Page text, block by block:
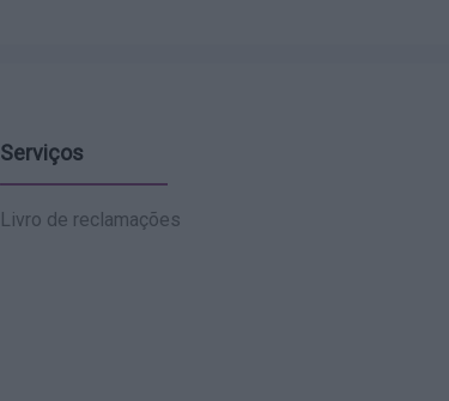
Serviços
Livro de reclamações